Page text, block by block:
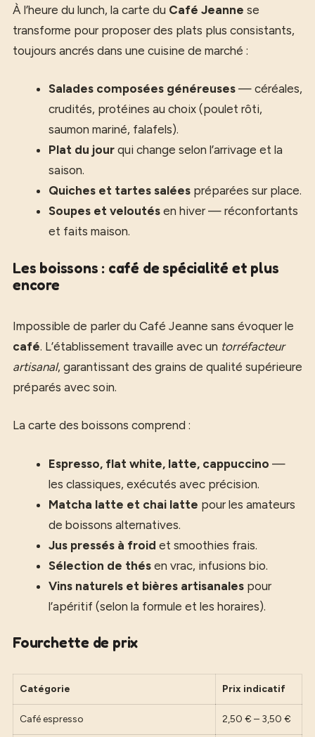
À l’heure du lunch, la carte du Café Jeanne se
transforme pour proposer des plats plus consistants,
toujours ancrés dans une cuisine de marché :
Salades composées généreuses — céréales,
crudités, protéines au choix (poulet rôti,
saumon mariné, falafels).
Plat du jour qui change selon l’arrivage et la
saison.
Quiches et tartes salées préparées sur place.
Soupes et veloutés en hiver — réconfortants
et faits maison.
Les boissons : café de spécialité et plus
encore
Impossible de parler du Café Jeanne sans évoquer le
café. L’établissement travaille avec un torréfacteur
artisanal, garantissant des grains de qualité supérieure
préparés avec soin.
La carte des boissons comprend :
Espresso, flat white, latte, cappuccino —
les classiques, exécutés avec précision.
Matcha latte et chai latte pour les amateurs
de boissons alternatives.
Jus pressés à froid et smoothies frais.
Sélection de thés en vrac, infusions bio.
Vins naturels et bières artisanales pour
l’apéritif (selon la formule et les horaires).
Fourchette de prix
Catégorie Prix indicatif
Café espresso 2,50 € – 3,50 €